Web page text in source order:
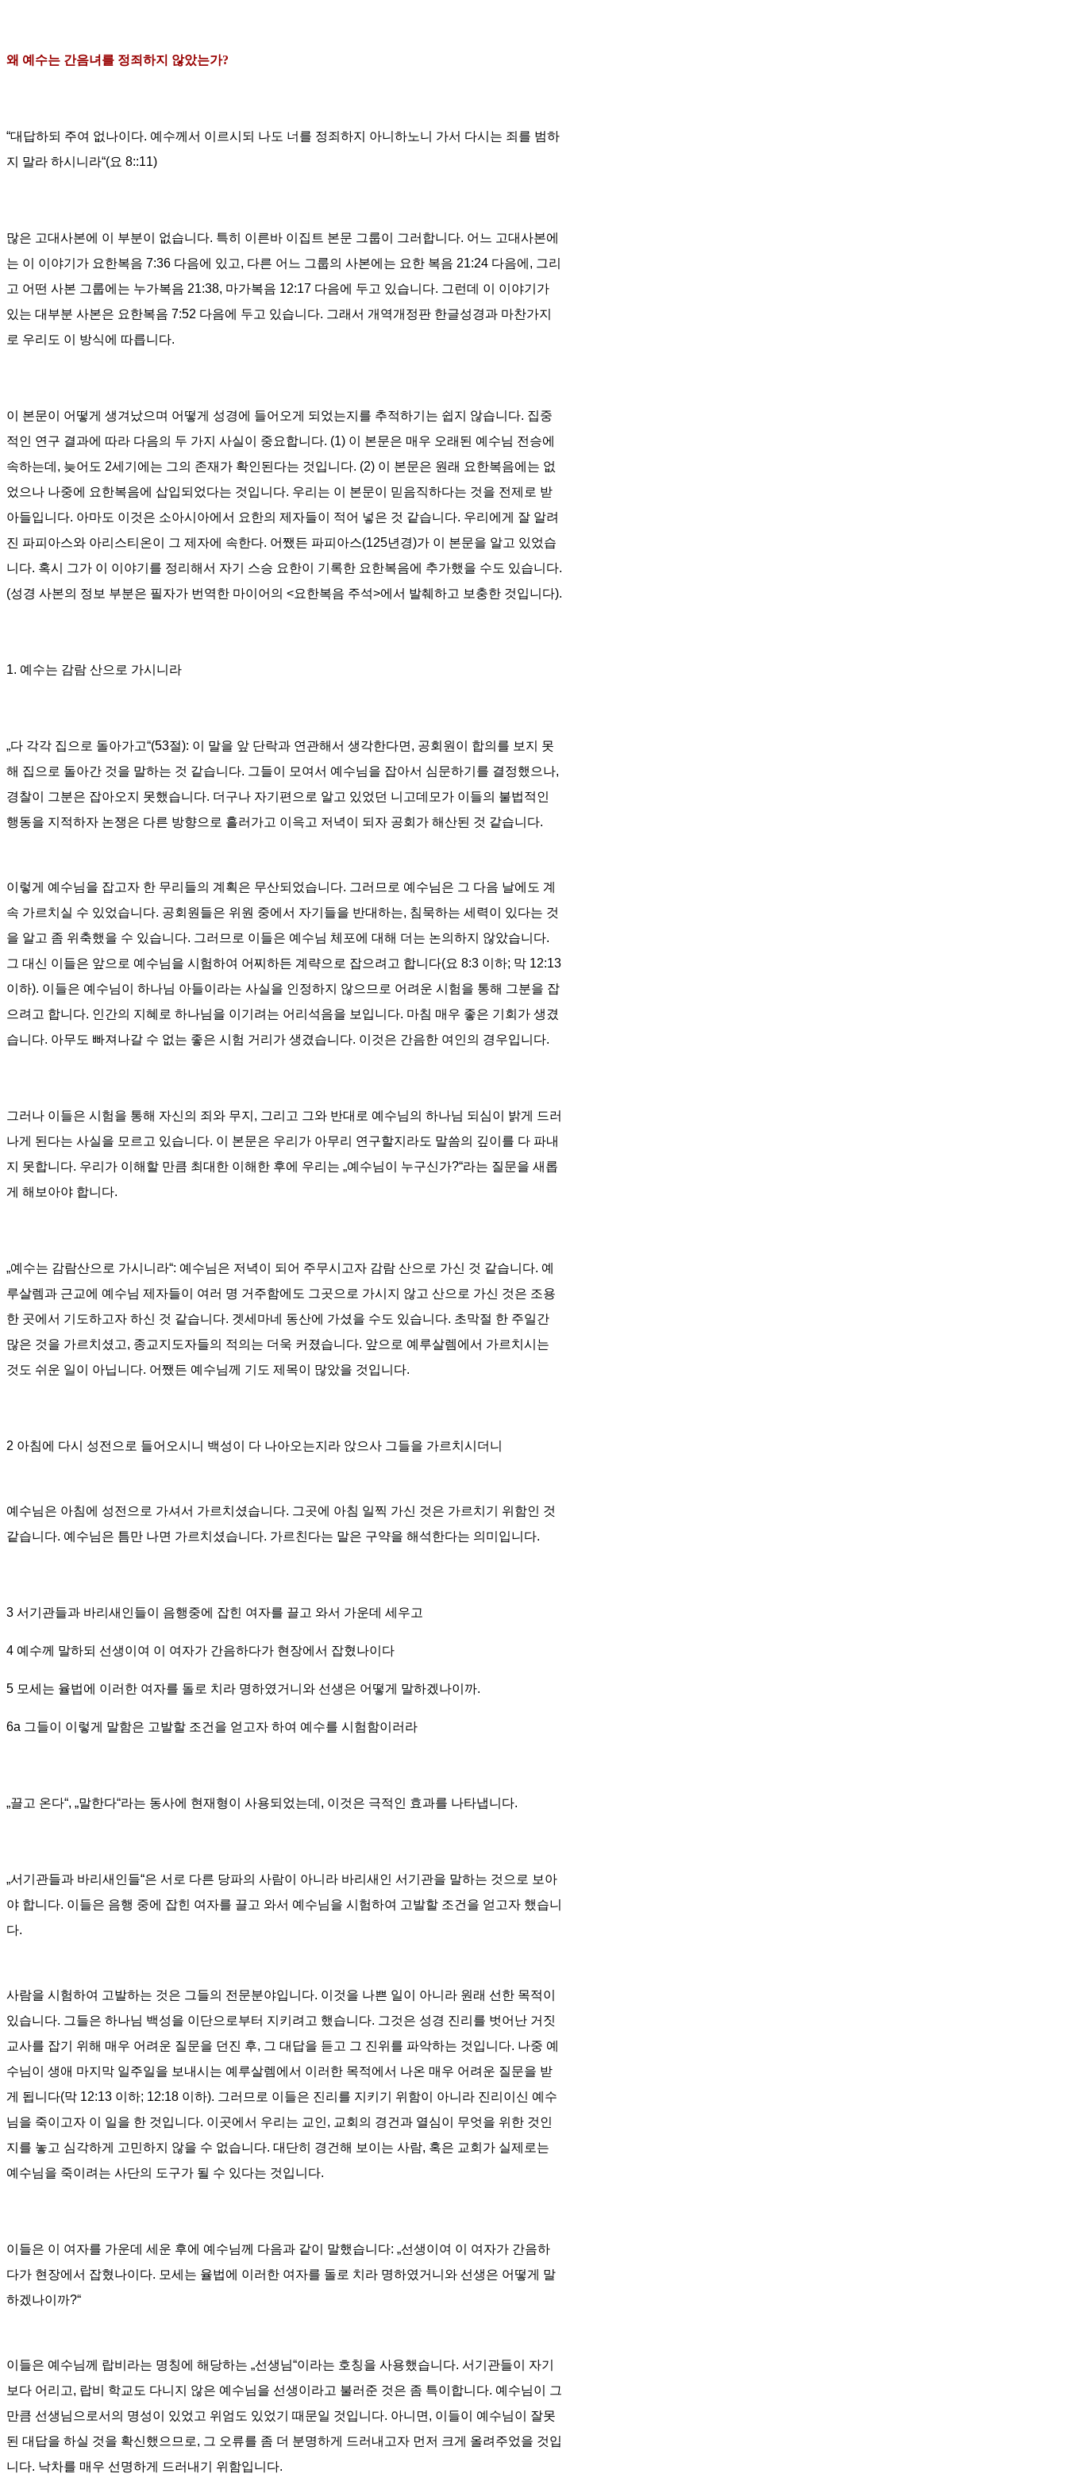
왜 예수는 간음녀를 정죄하지 않았는가?
“대답하되 주여 없나이다. 예수께서 이르시되 나도 너를 정죄하지 아니하노니 가서 다시는 죄를 범하
지 말라 하시니라“(요 8::11)
많은 고대사본에 이 부분이 없습니다. 특히 이른바 이집트 본문 그룹이 그러합니다. 어느 고대사본에
는 이 이야기가 요한복음 7:36 다음에 있고, 다른 어느 그룹의 사본에는 요한 복음 21:24 다음에 , 그리
고 어떤 사본 그룹에는 누가복음 21:38, 마가복음 12:17 다음에 두고 있습니다. 그런데 이 이야기가
있는 대부분 사본은 요한복음 7:52 다음에 두고 있습니다. 그래서 개역개정판 한글성경과 마찬가지
로 우리도 이 방식에 따릅니다.
이 본문이 어떻게 생겨났으며 어떻게 성경에 들어오게 되었는지를 추적하기는 쉽지 않습니다. 집중
적인 연구 결과에 따라 다음의 두 가지 사실이 중요합니다. (1) 이 본문은 매우 오래된 예수님 전승에
속하는데 , 늦어도 2세기에는 그의 존재가 확인된다는 것입니다. (2) 이 본문은 원래 요한복음에는 없
었으나 나중에 요한복음에 삽입되었다는 것입니다. 우리는 이 본문이 믿음직하다는 것을 전제로 받
아들입니다. 아마도 이것은 소아시아에서 요한의 제자들이 적어 넣은 것 같습니다. 우리에게 잘 알려
진 파피아스와 아리스티온이 그 제자에 속한다. 어쨌든 파피아스(125년경)가 이 본문을 알고 있었습
니다. 혹시 그가 이 이야기를 정리해서 자기 스승 요한이 기록한 요한복음에 추가했을 수도 있습니다.
(성경 사본의 정보 부분은 필자가 번역한 마이어의 <요한복음 주석>에서 발췌하고 보충한 것입니다).
1. 예수는 감람 산으로 가시니라
„다 각각 집으로 돌아가고“(53절): 이 말을 앞 단락과 연관해서 생각한다면, 공회원이 합의를 보지 못
해 집으로 돌아간 것을 말하는 것 같습니다. 그들이 모여서 예수님을 잡아서 심문하기를 결정했으나,
경찰이 그분은 잡아오지 못했습니다. 더구나 자기편으로 알고 있었던 니고데모가 이들의 불법적인
행동을 지적하자 논쟁은 다른 방향으로 흘러가고 이윽고 저녁이 되자 공회가 해산된 것 같습니다.
이렇게 예수님을 잡고자 한 무리들의 계획은 무산되었습니다. 그러므로 예수님은 그 다음 날에도 계
속 가르치실 수 있었습니다. 공회원들은 위원 중에서 자기들을 반대하는, 침묵하는 세력이 있다는 것
을 알고 좀 위축했을 수 있습니다. 그러므로 이들은 예수님 체포에 대해 더는 논의하지 않았습니다.
그 대신 이들은 앞으로 예수님을 시험하여 어찌하든 계략으로 잡으려고 합니다(요 8:3 이하; 막 12:13
이하). 이들은 예수님이 하나님 아들이라는 사실을 인정하지 않으므로 어려운 시험을 통해 그분을 잡
으려고 합니다. 인간의 지혜로 하나님을 이기려는 어리석음을 보입니다. 마침 매우 좋은 기회가 생겼
습니다. 아무도 빠져나갈 수 없는 좋은 시험 거리가 생겼습니다. 이것은 간음한 여인의 경우입니다.
그러나 이들은 시험을 통해 자신의 죄와 무지 , 그리고 그와 반대로 예수님의 하나님 되심이 밝게 드러
나게 된다는 사실을 모르고 있습니다. 이 본문은 우리가 아무리 연구할지라도 말씀의 깊이를 다 파내
지 못합니다. 우리가 이해할 만큼 최대한 이해한 후에 우리는 „예수님이 누구신가?“라는 질문을 새롭
게 해보아야 합니다.
„예수는 감람산으로 가시니라“: 예수님은 저녁이 되어 주무시고자 감람 산으로 가신 것 같습니다. 예
루살렘과 근교에 예수님 제자들이 여러 명 거주함에도 그곳으로 가시지 않고 산으로 가신 것은 조용
한 곳에서 기도하고자 하신 것 같습니다. 겟세마네 동산에 가셨을 수도 있습니다. 초막절 한 주일간
많은 것을 가르치셨고, 종교지도자들의 적의는 더욱 커졌습니다. 앞으로 예루살렘에서 가르치시는
것도 쉬운 일이 아닙니다. 어쨌든 예수님께 기도 제목이 많았을 것입니다.
2 아침에 다시 성전으로 들어오시니 백성이 다 나아오는지라 앉으사 그들을 가르치시더니
예수님은 아침에 성전으로 가셔서 가르치셨습니다. 그곳에 아침 일찍 가신 것은 가르치기 위함인 것
같습니다. 예수님은 틈만 나면 가르치셨습니다. 가르친다는 말은 구약을 해석한다는 의미입니다.
3 서기관들과 바리새인들이 음행중에 잡힌 여자를 끌고 와서 가운데 세우고
4 예수께 말하되 선생이여 이 여자가 간음하다가 현장에서 잡혔나이다
5 모세는 율법에 이러한 여자를 돌로 치라 명하였거니와 선생은 어떻게 말하겠나이까.
6a 그들이 이렇게 말함은 고발할 조건을 얻고자 하여 예수를 시험함이러라
„끌고 온다“, „말한다“라는 동사에 현재형이 사용되었는데 , 이것은 극적인 효과를 나타냅니다.
„서기관들과 바리새인들“은 서로 다른 당파의 사람이 아니라 바리새인 서기관을 말하는 것으로 보아
야 합니다. 이들은 음행 중에 잡힌 여자를 끌고 와서 예수님을 시험하여 고발할 조건을 얻고자 했습니
다.
사람을 시험하여 고발하는 것은 그들의 전문분야입니다. 이것을 나쁜 일이 아니라 원래 선한 목적이
있습니다. 그들은 하나님 백성을 이단으로부터 지키려고 했습니다. 그것은 성경 진리를 벗어난 거짓
교사를 잡기 위해 매우 어려운 질문을 던진 후, 그 대답을 듣고 그 진위를 파악하는 것입니다. 나중 예
수님이 생애 마지막 일주일을 보내시는 예루살렘에서 이러한 목적에서 나온 매우 어려운 질문을 받
게 됩니다(막 12:13 이하; 12:18 이하). 그러므로 이들은 진리를 지키기 위함이 아니라 진리이신 예수
님을 죽이고자 이 일을 한 것입니다. 이곳에서 우리는 교인, 교회의 경건과 열심이 무엇을 위한 것인
지를 놓고 심각하게 고민하지 않을 수 없습니다. 대단히 경건해 보이는 사람, 혹은 교회가 실제로는
예수님을 죽이려는 사단의 도구가 될 수 있다는 것입니다.
이들은 이 여자를 가운데 세운 후에 예수님께 다음과 같이 말했습니다: „선생이여 이 여자가 간음하
다가 현장에서 잡혔나이다. 모세는 율법에 이러한 여자를 돌로 치라 명하였거니와 선생은 어떻게 말
하겠나이까?“
이들은 예수님께 랍비라는 명칭에 해당하는 „선생님“이라는 호칭을 사용했습니다. 서기관들이 자기
보다 어리고, 랍비 학교도 다니지 않은 예수님을 선생이라고 불러준 것은 좀 특이합니다. 예수님이 그
만큼 선생님으로서의 명성이 있었고 위엄도 있었기 때문일 것입니다. 아니면, 이들이 예수님이 잘못
된 대답을 하실 것을 확신했으므로, 그 오류를 좀 더 분명하게 드러내고자 먼저 크게 올려주었을 것입
니다. 낙차를 매우 선명하게 드러내기 위함입니다.